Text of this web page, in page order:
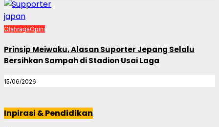
OlahragaOpini
Prinsip Meiwaku, Alasan Suporter Jepang Selalu
Bersihkan Sampah di Stadion Usai Laga
15/06/2026
Inpirasi & Pendidikan